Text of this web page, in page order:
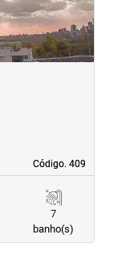
Código. 409
Código. 409
7
banho(s)